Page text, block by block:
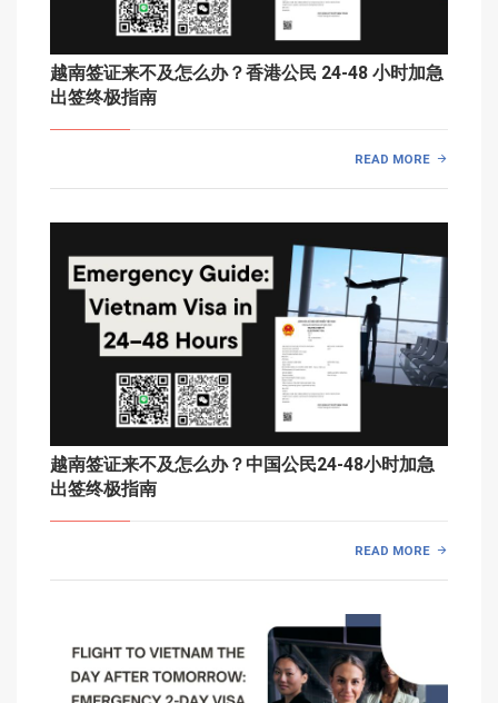
越南签证来不及怎么办？香港公民 24-48 小时加急
出签终极指南
READ MORE
越南签证来不及怎么办？中国公民24-48小时加急
出签终极指南
READ MORE